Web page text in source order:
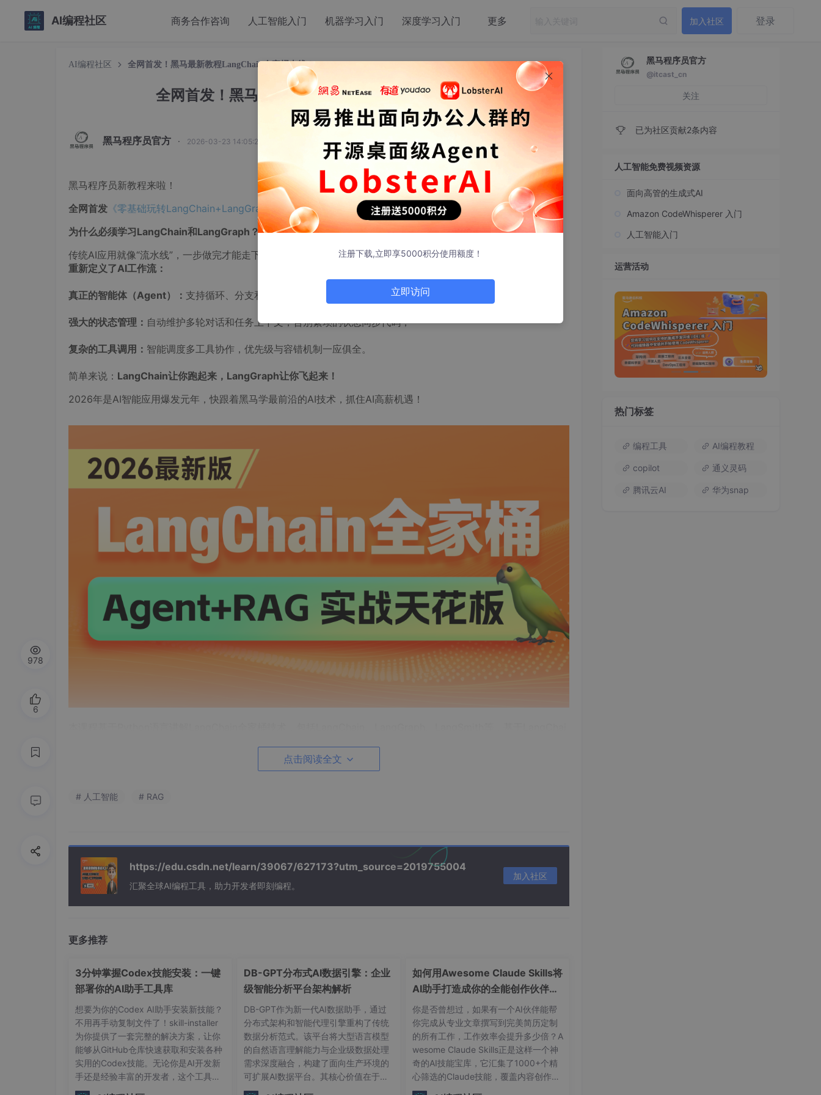
AI编程社区 商务合作咨询 人工智能入门 机器学习入门 深度学习入门 更多 加入社区 登录
AI编程社区 全网首发！黑马最新教程LangChain全家桶上线！
全网首发！黑马最新教程LangChain全家桶上线！
黑马程序员官方 · 2026-03-23 14:05:29 发布
黑马程序员新教程来啦！
全网首发 《零基础玩转LangChain+LangGraph》实战教程，带你从0到1，攻克AI大模型应用开发的最前沿技术！
为什么必须学习LangChain和LangGraph？
传统AI应用就像“流水线”，一步做完才能走下一步，流程死板、状态难维护。而LangGraph通过图结构（Graph）
重新定义了AI工作流：
真正的智能体（Agent）： 支持循环、分支和条件判断，让AI像人一样“思考-行动-观察-再思考”，直到完成任务；
强大的状态管理： 自动维护多轮对话和任务上下文，告别繁琐的状态同步代码；
复杂的工具调用： 智能调度多工具协作，优先级与容错机制一应俱全。
简单来说： LangChain让你跑起来，LangGraph让你飞起来！
2026年是AI智能应用爆发元年，快跟着黑马学最前沿的AI技术，抓住AI高薪机遇！
力培养。讲解方式深入浅出，幽默风趣，既能做到清晰易懂，又能做到讲解深度的兼顾。
1.课程采用最新版本的LangChain技术栈，绝不是只升版本的老课程，而是包含升级后的各种新特性。
注重实战场景，包含大量Agent、RAG案例。
4.循序渐进，
从简单Agent，到人工介入，动态工具、多Agent协作，步步为营。
适合人群
你将收获
2.熟练掌握LangGraph常用API开发Agent
3.熟悉Agent原理开发的各种技巧
4.熟悉RAG原理及各种开发技巧
5.独立开发RAG和Agent应用
点击阅读全文
# 人工智能 # RAG
https://edu.csdn.net/learn/39067/627173?utm_source=2019755004
汇聚全球AI编程工具，助力开发者即刻编程。
加入社区
更多推荐
3分钟掌握Codex技能安装：一键
部署你的AI助手工具库
想要为你的Codex AI助手安装新技能？
不用再手动复制文件了！skill-installer
为你提供了一套完整的解决方案，让你
能够从GitHub仓库快速获取和安装各种
实用的Codex技能。无论你是AI开发新
手还是经验丰富的开发者，这个工具都
能让你在几分钟内扩展Codex的功能边
DB-GPT分布式AI数据引擎：企业
级智能分析平台架构解析
DB-GPT作为新一代AI数据助手，通过
分布式架构和智能代理引擎重构了传统
数据分析范式。该平台将大型语言模型
的自然语言理解能力与企业级数据处理
需求深度融合，构建了面向生产环境的
可扩展AI数据平台。其核心价值在于将
复杂的SQL生成、数据分析和可视化任
如何用Awesome Claude Skills将
AI助手打造成你的全能创作伙伴和
职业顾问
你是否曾想过，如果有一个AI伙伴能帮
你完成从专业文章撰写到完美简历定制
的所有工作，工作效率会提升多少倍？A
wesome Claude Skills正是这样一个神
奇的AI技能宝库，它汇集了1000+个精
心筛选的Claude技能，覆盖内容创作、
职业发展、文档处理等各个方面，让你
978
6
黑马程序员官方
@itcast_cn
关注
已为社区贡献2条内容
人工智能免费视频资源
面向高管的生成式AI
Amazon CodeWhisperer 入门
人工智能入门
运营活动
热门标签
编程工具 AI编程教程
copilot 通义灵码
腾讯云AI 华为snap
注册下载,立即享5000积分使用额度！
立即访问